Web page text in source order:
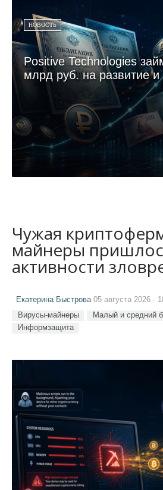
НОВОСТЬ
Positive Technologies
млрд руб. на развитие и
Чужая
майнеры
активности
Екатерина Быстрова05 августа 2026 -
Вирусы-майнеры Малый и средний
Информзащита